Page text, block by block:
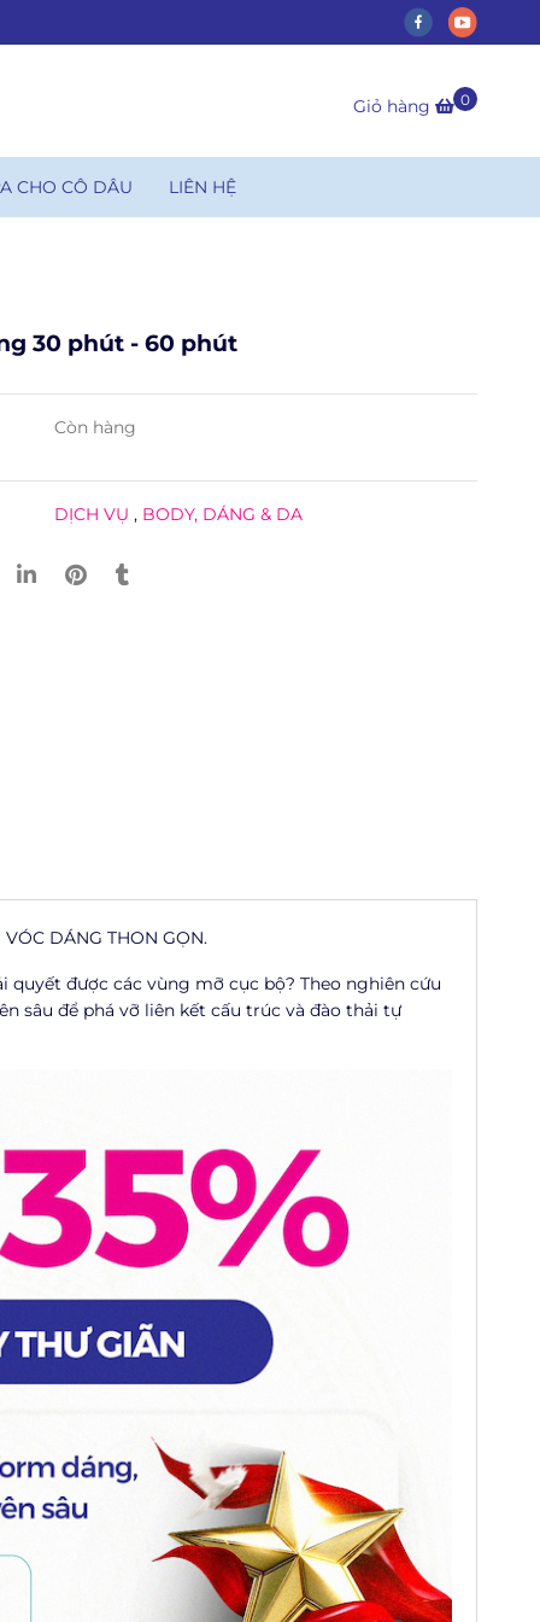
Giỏ hàng 0
CHO CÔ DÂU LIÊN HỆ
30 phút - 60 phút
Còn hàng
DỊCH VỤ , BODY, DÁNG & DA
DÁNG THON GỌN.
được các vùng mỡ cục bộ? Theo nghiên cứu
sâu để phá vỡ liên kết cấu trúc và đào thải tự